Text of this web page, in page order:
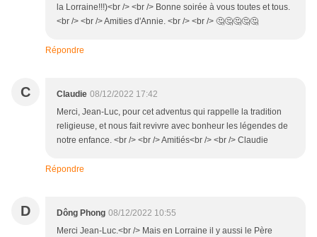
la Lorraine!!!)<br /> <br /> Bonne soirée à vous toutes et tous.
<br /> <br /> Amities d'Annie. <br /> <br /> 🤔🤔🤔🤔🤔
Répondre
C Claudie 08/12/2022 17:42
Merci, Jean-Luc, pour cet adventus qui rappelle la tradition
religieuse, et nous fait revivre avec bonheur les légendes de
notre enfance. <br /> <br /> Amitiés<br /> <br /> Claudie
Répondre
D Dông Phong 08/12/2022 10:55
Merci Jean-Luc.<br /> Mais en Lorraine il y aussi le Père